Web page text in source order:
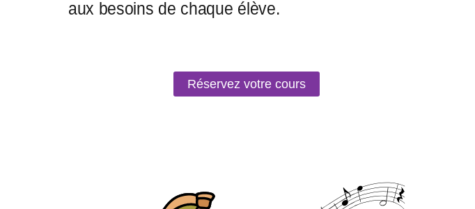
Réservez votre cours